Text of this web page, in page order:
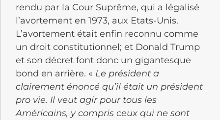
rendu par la Cour Suprême, qui a légalisé
l’avortement en 1973, aux Etats-Unis.
L’avortement était enfin reconnu comme
un droit constitutionnel; et Donald Trump
et son décret font donc un gigantesque
bond en arrière. « Le président a
clairement énoncé qu’il était un président
pro vie. Il veut agir pour tous les
Américains, y compris ceux qui ne sont